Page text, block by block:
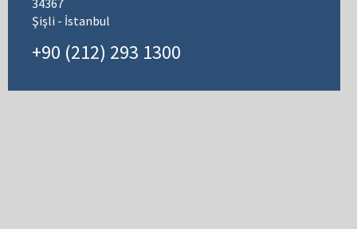
34367
Şişli - İstanbul
+90 (212) 293 1300